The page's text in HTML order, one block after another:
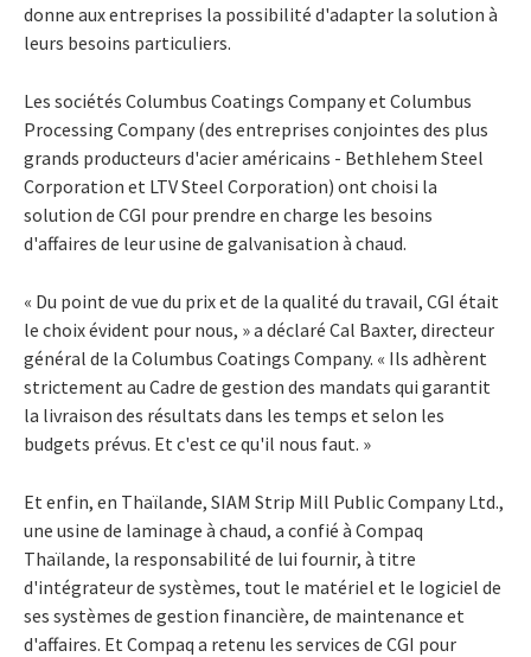
donne aux entreprises la possibilité d'adapter la solution à
leurs besoins particuliers.
Les sociétés Columbus Coatings Company et Columbus
Processing Company (des entreprises conjointes des plus
grands producteurs d'acier américains - Bethlehem Steel
Corporation et LTV Steel Corporation) ont choisi la
solution de CGI pour prendre en charge les besoins
d'affaires de leur usine de galvanisation à chaud.
« Du point de vue du prix et de la qualité du travail, CGI était
le choix évident pour nous, » a déclaré Cal Baxter, directeur
général de la Columbus Coatings Company. « Ils adhèrent
strictement au Cadre de gestion des mandats qui garantit
la livraison des résultats dans les temps et selon les
budgets prévus. Et c'est ce qu'il nous faut. »
Et enfin, en Thaïlande, SIAM Strip Mill Public Company Ltd.,
une usine de laminage à chaud, a confié à Compaq
Thaïlande, la responsabilité de lui fournir, à titre
d'intégrateur de systèmes, tout le matériel et le logiciel de
ses systèmes de gestion financière, de maintenance et
d'affaires. Et Compaq a retenu les services de CGI pour